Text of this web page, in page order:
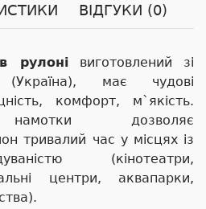
ВІДГУКИ (0)
рулонівиготовлений зі
має чудові
комфорт, м`якість.
намотки дозволяє
тривалий час у місцях із
(кінотеатри,
центри, аквапарки,